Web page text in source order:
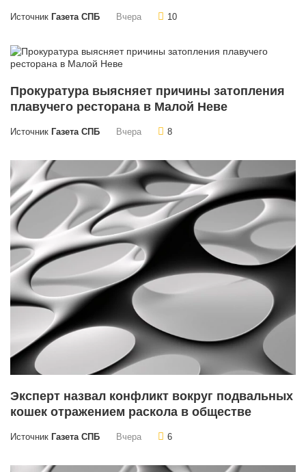
Источник Газета СПБ Вчера 10
Прокуратура выясняет причины затопления
плавучего ресторана в Малой Неве
Источник Газета СПБ Вчера 8
Эксперт назвал конфликт вокруг подвальных
кошек отражением раскола в обществе
Источник Газета СПБ Вчера 6